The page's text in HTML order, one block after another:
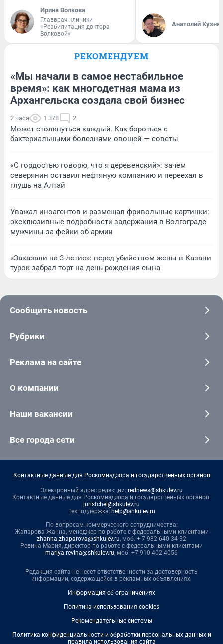
Ирина Волкова
Главврач клиники
«Реабилитация доктора
Волковой»
Анатолий
РЕКОМЕНДУЕМ
«Мы начали в самое нестабильное
время»: как многодетная мама из
Архангельска создала свой бизнес
2 часа 1 378 2
Может столкнуться каждый. Как бороться с
бактериальными болезнями овощей — советы
«С гордостью говорю, что я деревенский»: зачем
северянин оставил нефтяную компанию и переехал в
глушь на Алтай
Уважал иноагентов и размещал фривольные картинки:
эксклюзивные подробности задержания в Волгограде
мужчины за фейки об армии
«Заказали на 3-летие»: перед убийством жены в Казани
турок забрал торт на день рождения сына
Сообщить новость
Рубрики
Реклама на сайте
О компании
Наши вакансии
Все города сети
Контактные данные для Роскомнадзора и государственных органов
Электронный адрес редакции: rednews@shkulev.ru
Контактные данные для Роскомнадзора и государственных органов:
juristchel@shkulev.ru
Техподдержка: help@shkulev.ru
По вопросам коммерческого сотрудничества:
Жапарова Жанна, менеджер по работе с федеральными клиентами
zhanna.zhaparova@shkulev.ru, моб. + 7 982 640 34 32
Ревина Мария, директор по работе с федеральными клиентами
mariya.revina@shkulev.ru, моб. +7 910 402 4056
Редакция сайта не несет ответственности за достоверность
информации, содержащейся в рекламных объявлениях.
Информация об ограничениях
Политика использования cookies
Рекомендательные системы
Политика конфиденциальности и обработки персональных данных и
правила использования сайта